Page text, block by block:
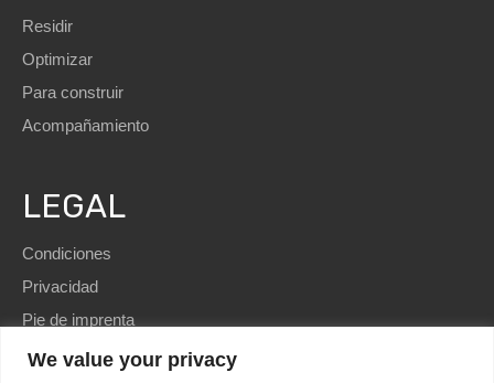
We value your privacy
Residir
Optimizar
Para construir
Acompañamiento
LEGAL
Condiciones
Privacidad
Pie de imprenta